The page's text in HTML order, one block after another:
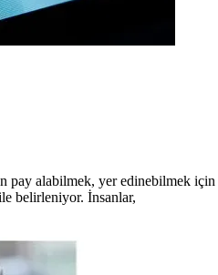
pay alabilmek, yer edinebilmek
belirleniyor. İnsanlar,